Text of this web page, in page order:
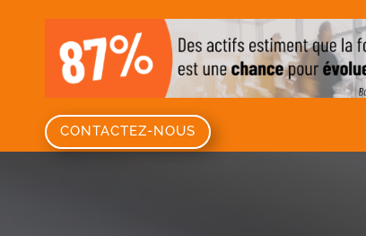
CONTACTEZ-NOUS